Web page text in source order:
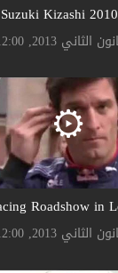
Suzuki Kizashi 2010